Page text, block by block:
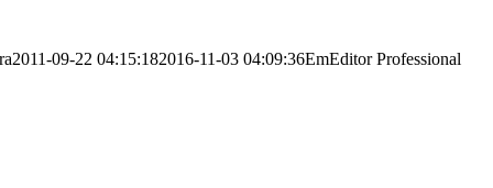
2011-09-22 04:15:182016-11-03 04:09:36EmEditor Professional